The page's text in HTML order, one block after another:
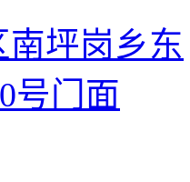
坪岗乡东
号门面